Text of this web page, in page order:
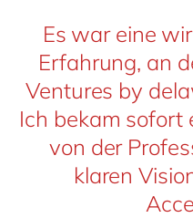
Es war eine
Erfahrung, an
Ventures by
Ich bekam sofort
von der
klaren